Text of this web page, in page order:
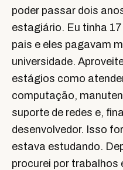
poder passar dois
estagiário. Eu tinha
pais e eles pagavam
universidade.
estágios como
computação,
suporte de redes e,
desenvolvedor. Isso
estava estudando.
procurei por trabalhos